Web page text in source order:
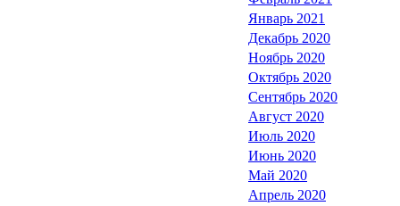
Январь 2021
Декабрь 2020
Ноябрь 2020
Октябрь 2020
Сентябрь 2020
Август 2020
Июль 2020
Июнь 2020
Май 2020
Апрель 2020